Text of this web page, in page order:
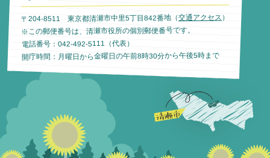
〒204-8511 東京都清瀬市中里5丁目842番地（交通アクセス ）
※この郵便番号は、清瀬市役所の個別郵便番号です。
電話番号：042-492-5111（代表）
開庁時間：月曜日から金曜日の午前8時30分から午後5時まで